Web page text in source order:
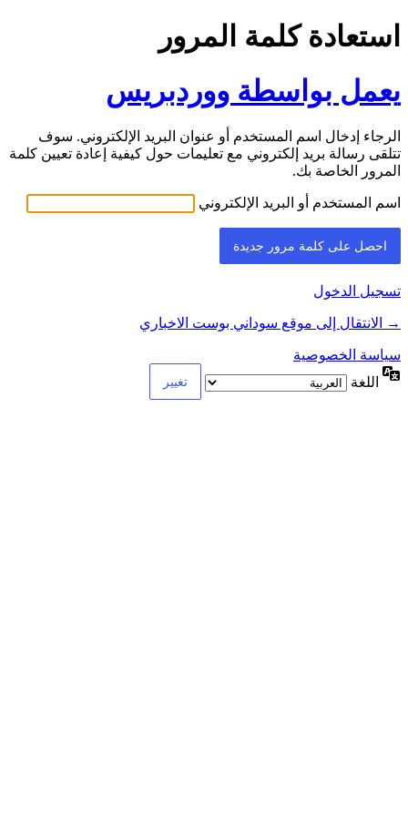
استعادة كلمة المرور
يعمل بواسطة ووردبريس
الرجاء إدخال اسم المستخدم أو عنوان البريد الإلكتروني. سوف
تتلقى رسالة بريد إلكتروني مع تعليمات حول كيفية إعادة تعيين كلمة
المرور الخاصة بك.
اسم المستخدم أو البريد الإلكتروني
تسجيل الدخول
→ الانتقال إلى موقع سوداني بوست الاخباري
سياسة الخصوصية
اللغة